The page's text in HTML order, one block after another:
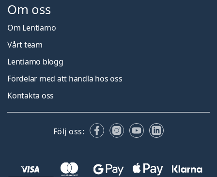
Om oss
Om Lentiamo
Vårt team
Lentiamo blogg
Fördelar med att handla hos oss
Kontakta oss
Följ oss: FacebookInstagram
YouTubeLinkedIn